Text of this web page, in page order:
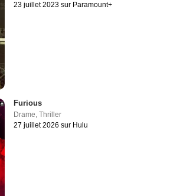
23 juillet 2023 sur Paramount+
Furious
Drame ,Thriller
27 juillet 2026 sur Hulu